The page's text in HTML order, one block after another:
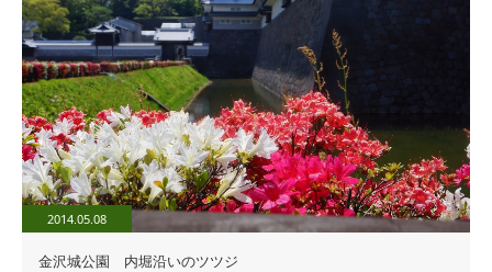
2014.05.08
金沢城公園 内堀沿いのツツジ